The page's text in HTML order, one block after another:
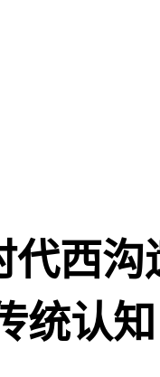
代西
统认知